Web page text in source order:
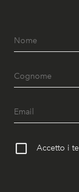
Accetto i